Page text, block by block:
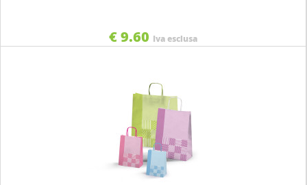
€ 9.60 Iva esclusa